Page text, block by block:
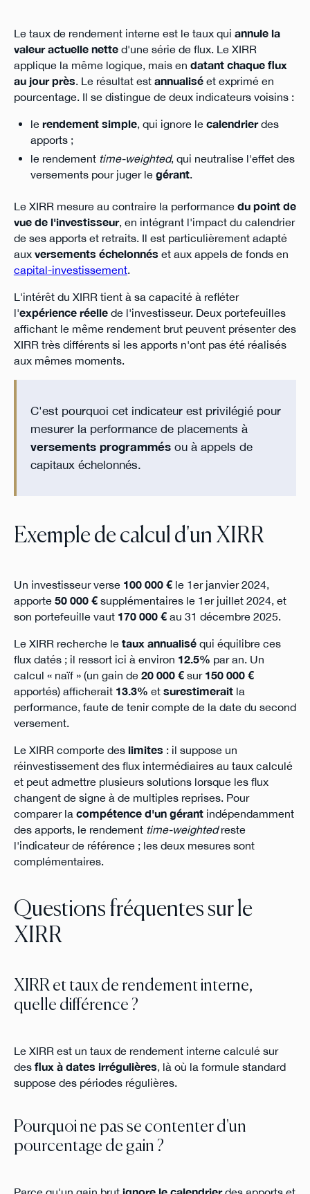
Le taux de rendement interne est le taux qui annule la
valeur actuelle netted'une série de flux. Le XIRR
applique la même logique, mais en datant chaque flux
au jour près. Le résultat est annualiséet exprimé en
pourcentage. Il se distingue de deux indicateurs voisins :
le rendement simple, qui ignore le calendrierdes
apports ;
le rendement time-weighted, qui neutralise l'effet des
versements pour juger le gérant.
Le XIRR mesure au contraire la performance du point de
vue de l'investisseur, en intégrant l'impact du calendrier
de ses apports et retraits. Il est particulièrement adapté
aux versements échelonnés et aux appels de fonds en
capital-investissement.
L'intérêt du XIRR tient à sa capacité à refléter
l'expérience réellede l'investisseur. Deux portefeuilles
affichant le même rendement brut peuvent présenter des
XIRR très différents si les apports n'ont pas été réalisés
aux mêmes moments.
C'est pourquoi cet indicateur est privilégié pour
mesurer la performance de placements à
versements programmésou à appels de
capitaux échelonnés.
Exemple de calcul d'un XIRR
Un investisseur verse 100 000 €le 1er janvier 2024,
apporte 50 000 €supplémentaires le 1er juillet 2024, et
son portefeuille vaut 170 000 €au 31 décembre 2025.
Le XIRR recherche le taux annualiséqui équilibre ces
flux datés ; il ressort ici à environ 12.5% par an. Un
calcul « naïf » (un gain de 20 000 €sur 150 000 €
apportés) afficherait 13.3% et surestimeraitla
performance, faute de tenir compte de la date du second
versement.
Le XIRR comporte des limites : il suppose un
réinvestissement des flux intermédiaires au taux calculé
et peut admettre plusieurs solutions lorsque les flux
changent de signe à de multiples reprises. Pour
comparer la compétence d'un gérantindépendamment
des apports, le rendement time-weightedreste
l'indicateur de référence ; les deux mesures sont
complémentaires.
Questions fréquentes sur le
XIRR
XIRR et taux de rendement interne,
quelle différence ?
Le XIRR est un taux de rendement interne calculé sur
des flux à dates irrégulières, là où la formule standard
suppose des périodes régulières.
Pourquoi ne pas se contenter d'un
pourcentage de gain ?